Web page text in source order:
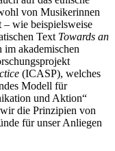
von Musikerinnen
wie beispielsweise
Text Towards an
im akademischen
(ICASP), welches
Modell für
und Aktion“
die Prinzipien von
für unser Anliegen